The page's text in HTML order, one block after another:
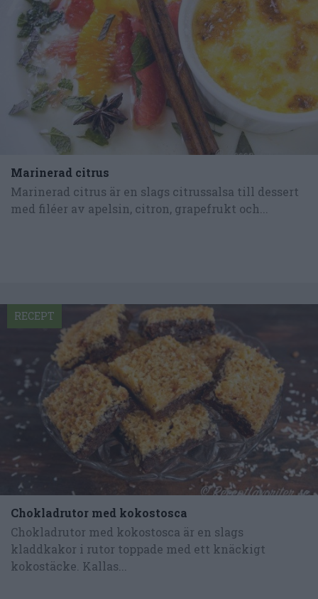
Marinerad citrus
Marinerad citrus är en slags citrussalsa till dessert
med filéer av apelsin, citron, grapefrukt och...
Chokladrutor med kokostosca
Chokladrutor med kokostosca är en slags
kladdkakor i rutor toppade med ett knäckigt
kokostäcke. Kallas...
RECEPT